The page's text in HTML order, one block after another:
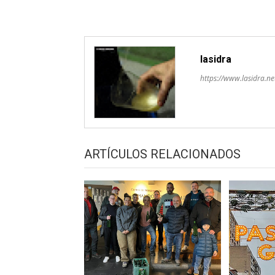
lasidra
https://
ARTÍCULOS RELACIONADOS